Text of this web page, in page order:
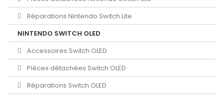
Réparations Nintendo Switch Lite
NINTENDO SWITCH OLED
Accessoires Switch OLED
Pièces détachées Switch OLED
Réparations Switch OLED